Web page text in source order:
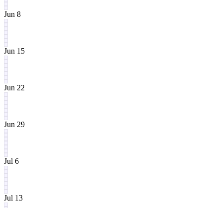
Jun 8
Jun 15
Jun 22
Jun 29
Jul 6
Jul 13